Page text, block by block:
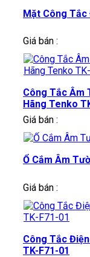
Mặt Công Tắc
Giá bán :
Công Tắc Âm
Hãng Tenko
Giá bán :
Ổ Cắm Âm
Giá bán :
Công Tắc
TK-F71-01